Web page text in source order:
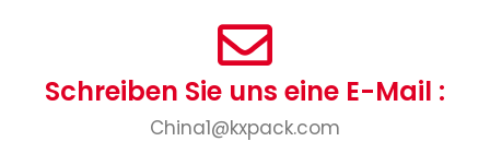
Schreiben Sie uns eine E-Mail :
China1@kxpack.com